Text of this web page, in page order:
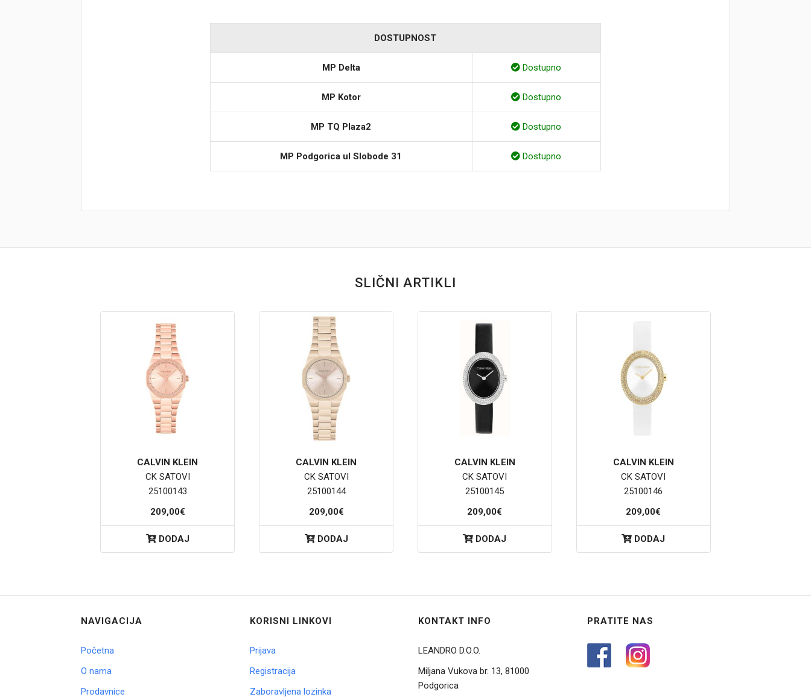
DOSTUPNOST
MP Delta Dostupno
MP Kotor Dostupno
MP TQ Plaza2 Dostupno
MP Podgorica ul Slobode 31 Dostupno
SLIČNI ARTIKLI
CALVIN KLEIN
CK SATOVI
25100143
209,00€
DODAJ
CALVIN KLEIN
CK SATOVI
25100144
209,00€
DODAJ
CALVIN KLEIN
CK SATOVI
25100145
209,00€
DODAJ
CALVIN KLEIN
CK SATOVI
25100146
209,00€
DODAJ
NAVIGACIJA
Početna
O nama
Prodavnice
KORISNI LINKOVI
Prijava
Registracija
Zaboravljena lozinka
KONTAKT INFO
LEANDRO D.O.O.
Miljana Vukova br. 13, 81000
Podgorica
PRATITE NAS